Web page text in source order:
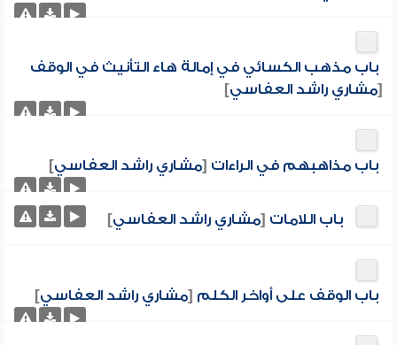
باب مذهب الكسائي في إمالة هاء التأنيث في الوقف
[مشاري راشد العفاسي]
باب مذاهبهم في الراءات [مشاري راشد العفاسي]
باب اللامات [مشاري راشد العفاسي]
باب الوقف على أواخر الكلم [مشاري راشد العفاسي]